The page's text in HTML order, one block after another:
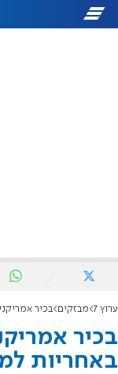
ערוץ 7 מבזקים בכיר
בכיר
באחריות